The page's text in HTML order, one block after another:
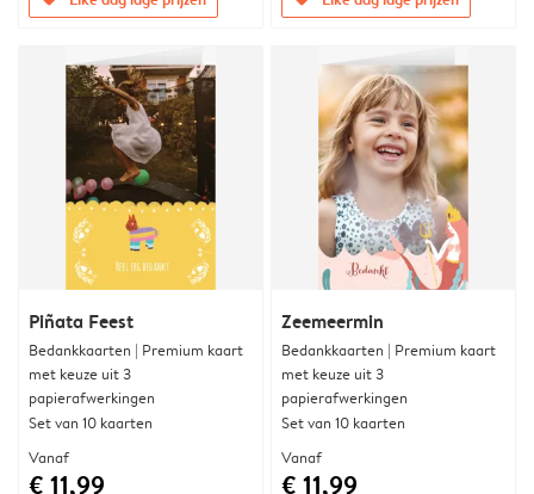
Piñata Feest
Bedankkaarten | Premium kaart
met keuze uit 3
papierafwerkingen
Set van 10 kaarten
Vanaf
€ 11,99
Zeemeermin
Bedankkaarten | Premium kaart
met keuze uit 3
papierafwerkingen
Set van 10 kaarten
Vanaf
€ 11,99